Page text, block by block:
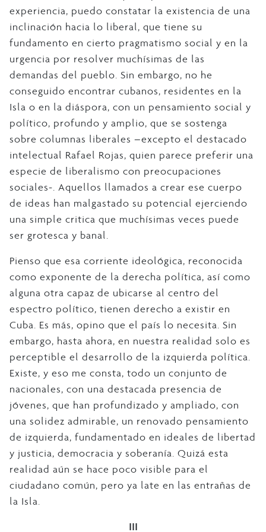
experiencia, puedo constatar la existencia de una
inclinación hacia lo liberal, que tiene su
fundamento en cierto pragmatismo social y en la
urgencia por resolver muchísimas de las
demandas del pueblo. Sin embargo, no he
conseguido encontrar cubanos, residentes en la
Isla o en la diáspora, con un pensamiento social y
político, profundo y amplio, que se sostenga
sobre columnas liberales –excepto el destacado
intelectual Rafael Rojas, quien parece preferir una
especie de liberalismo con preocupaciones
sociales-. Aquellos llamados a crear ese cuerpo
de ideas han malgastado su potencial ejerciendo
una simple critica que muchísimas veces puede
ser grotesca y banal.
Pienso que esa corriente ideológica, reconocida
como exponente de la derecha política, así como
alguna otra capaz de ubicarse al centro del
espectro político, tienen derecho a existir en
Cuba. Es más, opino que el país lo necesita. Sin
embargo, hasta ahora, en nuestra realidad solo es
perceptible el desarrollo de la izquierda política.
Existe, y eso me consta, todo un conjunto de
nacionales, con una destacada presencia de
jóvenes, que han profundizado y ampliado, con
una solidez admirable, un renovado pensamiento
de izquierda, fundamentado en ideales de libertad
y justicia, democracia y soberanía. Quizá esta
realidad aún se hace poco visible para el
ciudadano común, pero ya late en las entrañas de
la Isla.
III